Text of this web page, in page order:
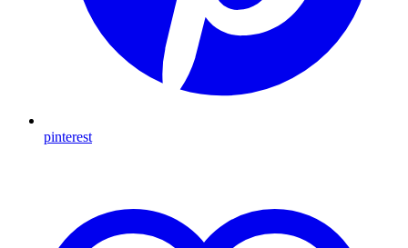
pinterest